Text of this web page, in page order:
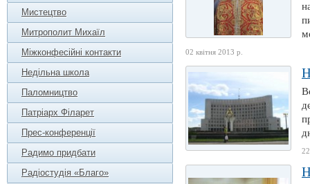
Мистецтво
Митрополит Михаїл
Міжконфесійні контакти
Недільна школа
Паломництво
Патріарх Філарет
Прес-конференції
Радимо придбати
Радіостудія «Благо»
02 квітня 2013 р.